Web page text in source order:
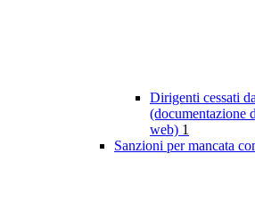
Dirigenti cessati
(documentazione
web) 1
Sanzioni per mancata